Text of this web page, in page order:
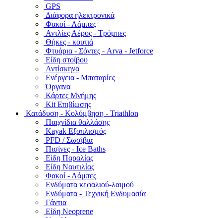
GPS
Διάφορα ηλεκτρονικά
Φακοί - Λάμπες
Αντλίες Αέρος - Τρόμπες
Θήκες - κουτιά
Φτυάρια - Σόντες - Arva - Jetforce
Είδη στοίβου
Αντίσκηνα
Ενέργεια - Μπαταρίες
Όργανα
Κάρτες Μνήμης
Kit Επιβίωσης
Κατάδυση - Κολύμβηση - Triathlon
Παιχνίδια θαλλάσης
Kayak Εξοπλισμός
PFD / Σωσίβια
Πισίνες - Ice Baths
Είδη Παραλίας
Είδη Ναυτιλίας
Φακοί - Λάμπες
Ενδύματα κεφαλιού-λαιμού
Ενδύματα - Τεχνική Ενδυμασία
Γάντια
Είδη Neoprene